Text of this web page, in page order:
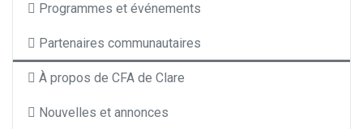
Programmes et événements
Partenaires communautaires
À propos de CFA de Clare
Nouvelles et annonces